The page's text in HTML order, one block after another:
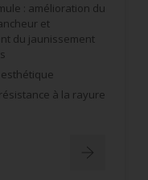
: amélioration du
et
du jaunissement
à la rayure